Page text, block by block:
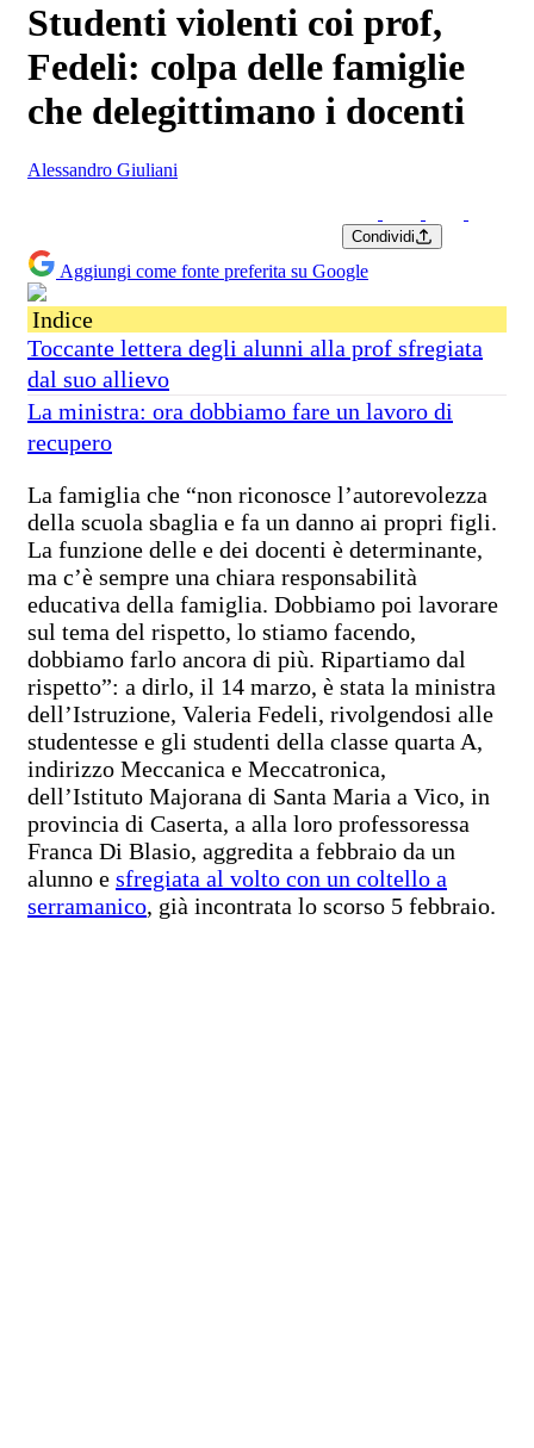
Studenti violenti coi prof,
Fedeli: colpa delle famiglie
che delegittimano i docenti
Alessandro Giuliani
Condividi
Aggiungi come fonte preferita su Google
Indice
Toccante lettera degli alunni alla prof sfregiata
dal suo allievo
La ministra: ora dobbiamo fare un lavoro di
recupero
La famiglia che “non riconosce l’autorevolezza
della scuola sbaglia e fa un danno ai propri figli.
La funzione delle e dei docenti è determinante,
ma c’è sempre una chiara responsabilità
educativa della famiglia. Dobbiamo poi lavorare
sul tema del rispetto, lo stiamo facendo,
dobbiamo farlo ancora di più. Ripartiamo dal
rispetto”: a dirlo, il 14 marzo, è stata la ministra
dell’Istruzione, Valeria Fedeli, rivolgendosi alle
studentesse e gli studenti della classe quarta A,
indirizzo Meccanica e Meccatronica,
dell’Istituto Majorana di Santa Maria a Vico, in
provincia di Caserta, a alla loro professoressa
Franca Di Blasio, aggredita a febbraio da un
alunno e sfregiata al volto con un coltello a
serramanico, già incontrata lo scorso 5 febbraio.